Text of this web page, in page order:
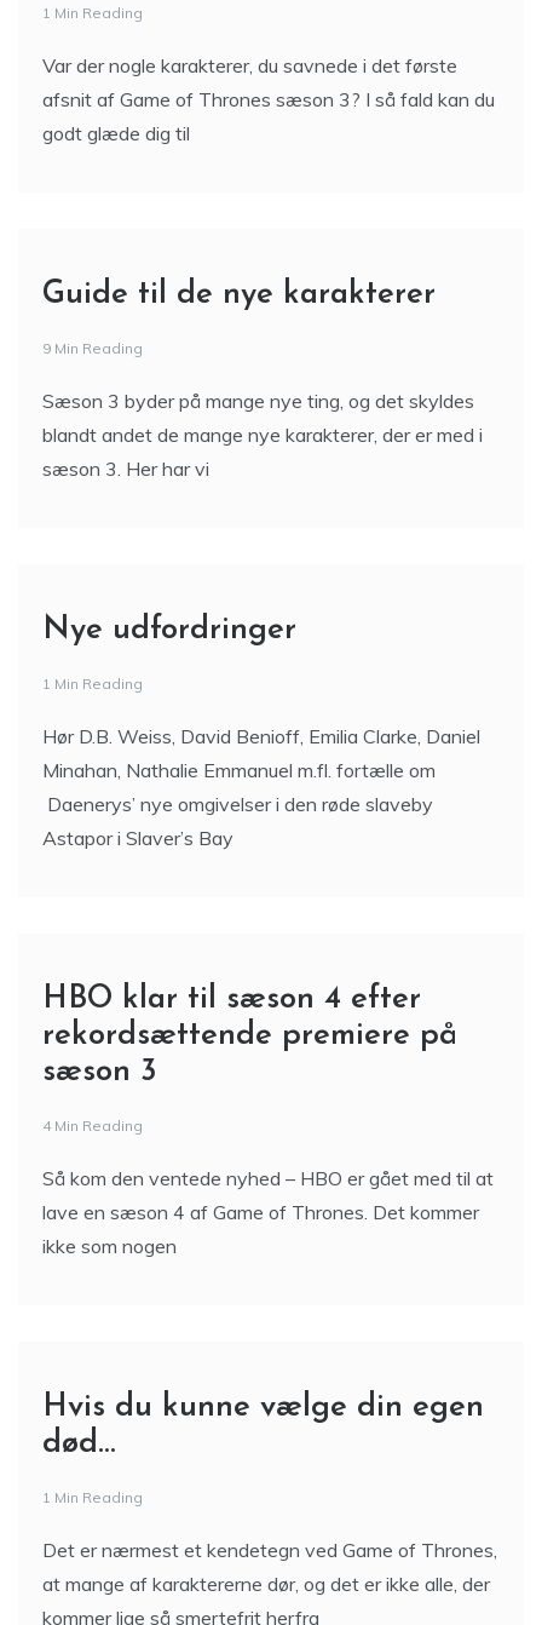
1 Min Reading
Var der nogle karakterer, du savnede i det første
afsnit af Game of Thrones sæson 3? I så fald kan du
godt glæde dig til
Guide til de nye karakterer
9 Min Reading
Sæson 3 byder på mange nye ting, og det skyldes
blandt andet de mange nye karakterer, der er med i
sæson 3. Her har vi
Nye udfordringer
1 Min Reading
Hør D.B. Weiss, David Benioff, Emilia Clarke, Daniel
Minahan, Nathalie Emmanuel m.fl. fortælle om
Daenerys’ nye omgivelser i den røde slaveby
Astapor i Slaver’s Bay
HBO klar til sæson 4 efter
rekordsættende premiere på
sæson 3
4 Min Reading
Så kom den ventede nyhed – HBO er gået med til at
lave en sæson 4 af Game of Thrones. Det kommer
ikke som nogen
Hvis du kunne vælge din egen
død…
1 Min Reading
Det er nærmest et kendetegn ved Game of Thrones,
at mange af karaktererne dør, og det er ikke alle, der
kommer lige så smertefrit herfra